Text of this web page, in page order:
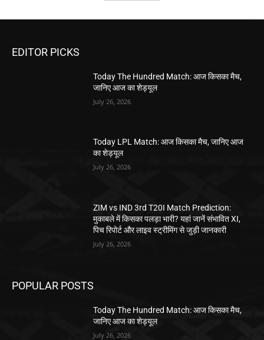
EDITOR PICKS
Today The Hundred Match: आज किसका मैच,
जानिए आज का शेड्यूल
July 26, 2026
Today LPL Match: आज किसका मैच, जानिए आज
का शेड्यूल
July 26, 2026
ZIM vs IND 3rd T20I Match Prediction:
मुकाबले में किसका पलड़ा भारी? यहां जानें संभावित XI,
पिच रिपोर्ट और लाइव स्ट्रीमिंग से जुड़ी जानकारी
July 26, 2026
POPULAR POSTS
Today The Hundred Match: आज किसका मैच,
जानिए आज का शेड्यूल
July 26, 2026